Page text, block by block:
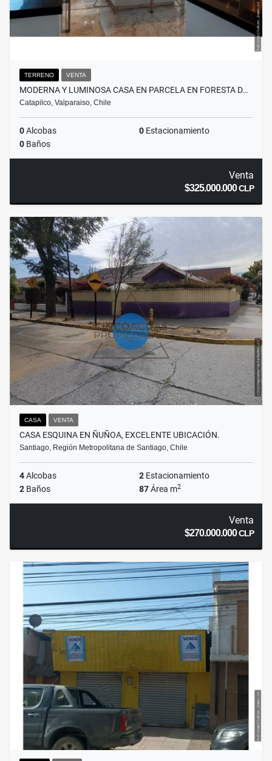
TERRENO VENTA
MODERNA Y LUMINOSA CASA EN PARCELA EN FORESTA D…
Catapilco, Valparaiso, Chile
0Alcobas 0 Estacionamiento
0 Baños
Venta
$325.000.000CLP
CASA VENTA
CASA ESQUINA EN ÑUÑOA, EXCELENTE UBICACIÓN.
Santiago, Región Metropolitana de Santiago, Chile
4Alcobas 2 Estacionamiento
2 Baños 87Área m2
Venta
$270.000.000CLP